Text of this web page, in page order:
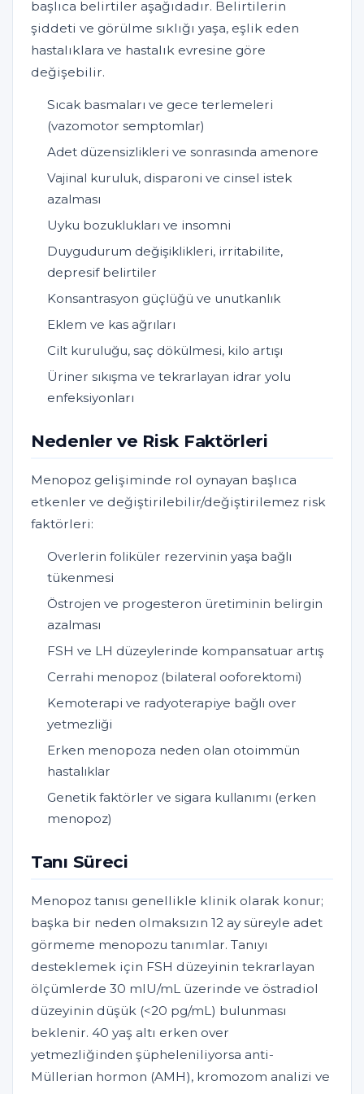
başlıca belirtiler aşağıdadır. Belirtilerin
şiddeti ve görülme sıklığı yaşa, eşlik eden
hastalıklara ve hastalık evresine göre
değişebilir.
Sıcak basmaları ve gece terlemeleri
(vazomotor semptomlar)
Adet düzensizlikleri ve sonrasında amenore
Vajinal kuruluk, disparoni ve cinsel istek
azalması
Uyku bozuklukları ve insomni
Duygudurum değişiklikleri, irritabilite,
depresif belirtiler
Konsantrasyon güçlüğü ve unutkanlık
Eklem ve kas ağrıları
Cilt kuruluğu, saç dökülmesi, kilo artışı
Üriner sıkışma ve tekrarlayan idrar yolu
enfeksiyonları
Nedenler ve Risk Faktörleri
Menopoz gelişiminde rol oynayan başlıca
etkenler ve değiştirilebilir/değiştirilemez risk
faktörleri:
Overlerin foliküler rezervinin yaşa bağlı
tükenmesi
Östrojen ve progesteron üretiminin belirgin
azalması
FSH ve LH düzeylerinde kompansatuar artış
Cerrahi menopoz (bilateral ooforektomi)
Kemoterapi ve radyoterapiye bağlı over
yetmezliği
Erken menopoza neden olan otoimmün
hastalıklar
Genetik faktörler ve sigara kullanımı (erken
menopoz)
Tanı Süreci
Menopoz tanısı genellikle klinik olarak konur;
başka bir neden olmaksızın 12 ay süreyle adet
görmeme menopozu tanımlar. Tanıyı
desteklemek için FSH düzeyinin tekrarlayan
ölçümlerde 30 mIU/mL üzerinde ve östradiol
düzeyinin düşük (<20 pg/mL) bulunması
beklenir. 40 yaş altı erken over
yetmezliğinden şüpheleniliyorsa anti-
Müllerian hormon (AMH), kromozom analizi ve